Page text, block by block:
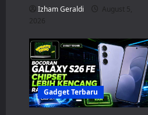
Izham Geraldi
August 5,
2026
Gadget Terbaru